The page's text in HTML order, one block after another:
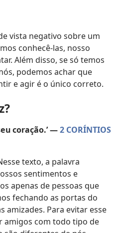
vista negativo sobre um
conhecê-las, nosso
Além disso, se só temos
podemos achar que
e agir é o único correto.
coração.’ —2 CORÍNTIOS
texto, a palavra
sentimentos e
apenas de pessoas que
fechando as portas do
amizades. Para evitar esse
amigos com todo tipo de